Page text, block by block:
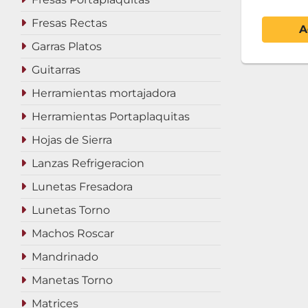
Fresas Rectas
Garras Platos
Guitarras
Herramientas mortajadora
Herramientas Portaplaquitas
Hojas de Sierra
Lanzas Refrigeracion
Lunetas Fresadora
Lunetas Torno
Machos Roscar
Mandrinado
Manetas Torno
Matrices